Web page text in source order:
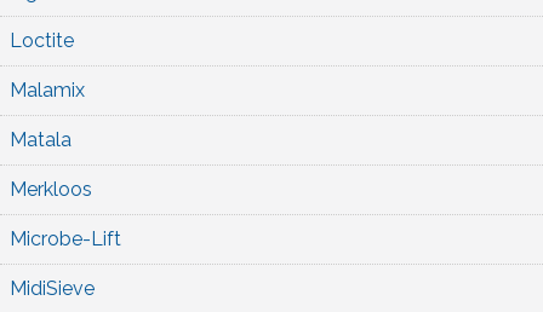
Loctite
Malamix
Matala
Merkloos
Microbe-Lift
MidiSieve